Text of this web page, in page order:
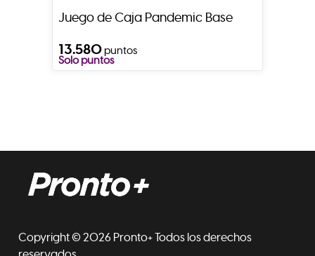
Juego de Caja Pandemic Base
13.580puntos
Solo puntos
Copyright © 2026 Pronto+ Todos los derechos